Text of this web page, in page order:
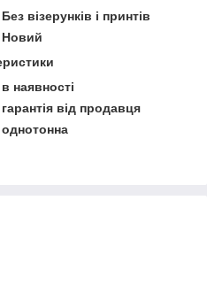
Без візерунків і принтів
Новий
в наявності
гарантія від продавця
однотонна